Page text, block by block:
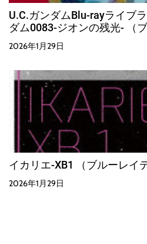
U.C.ガンダムBlu-rayライブ
ダム0083-ジオンの残光- （
2026年1月29日
イカリエ-XB1 （ブルーレイ
2026年1月29日